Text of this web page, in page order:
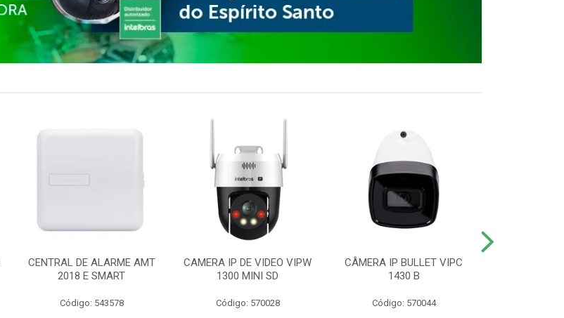
CENTRAL DE ALARME AMT
2018 E SMART
Código: 543578
CAMERA IP DE VIDEO VIPW
1300 MINI SD
Código: 570028
CÂMERA IP BULLET VIPC
1430 B
Código: 570044